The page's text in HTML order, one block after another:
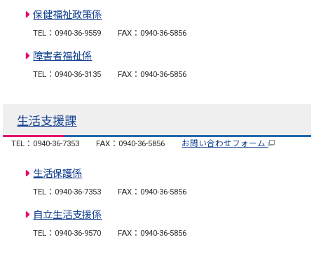
保健福祉政策係
TEL：0940-36-9559 FAX：0940-36-5856
障害者福祉係
TEL：0940-36-3135 FAX：0940-36-5856
生活支援課
TEL：0940-36-7353 FAX：0940-36-5856 お問い合わせフォーム
生活保護係
TEL：0940-36-7353 FAX：0940-36-5856
自立生活支援係
TEL：0940-36-9570 FAX：0940-36-5856